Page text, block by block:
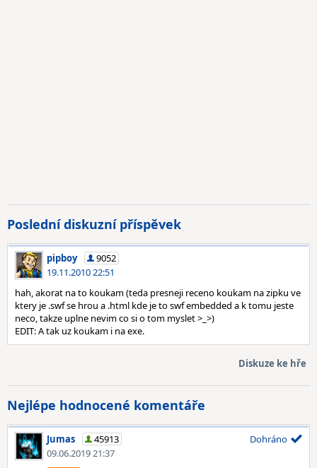
Poslední diskuzní příspěvek
pipboy
9052
19.11.2010 22:51
hah, akorat na to koukam (teda presneji receno koukam na zipku ve
ktery je .swf se hrou a .html kde je to swf embedded a k tomu jeste
neco, takze uplne nevim co si o tom myslet >_>)
EDIT: A tak uz koukam i na exe.
Diskuze ke hře
Nejlépe hodnocené komentáře
Jumas
45913
09.06.2019 21:37
Dohráno